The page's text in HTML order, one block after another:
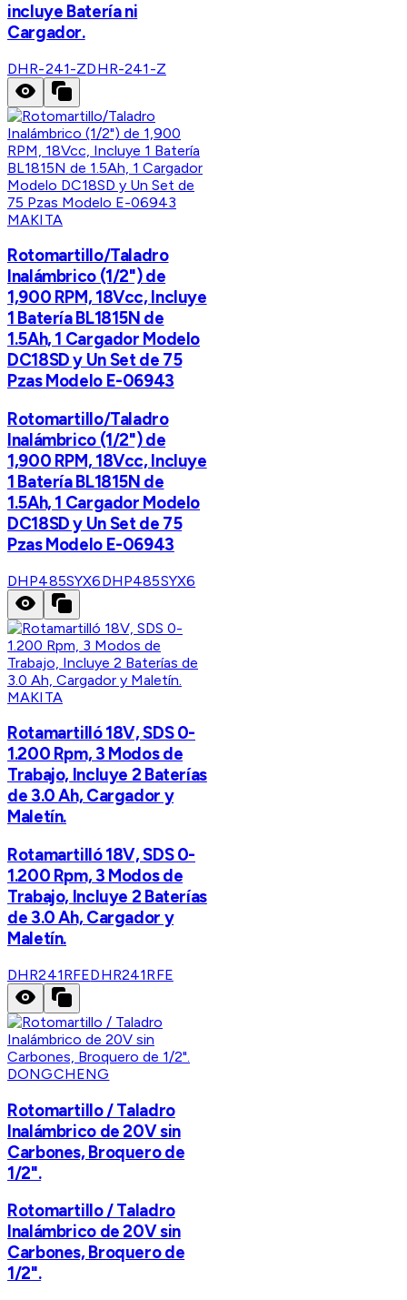
incluye Batería ni
Cargador.
DHR-241-ZDHR-241-Z
MAKITA
Rotomartillo/Taladro
Inalámbrico (1/2") de
1,900 RPM, 18Vcc, Incluye
1 Batería BL1815N de
1.5Ah, 1 Cargador Modelo
DC18SD y Un Set de 75
Pzas Modelo E-06943
Rotomartillo/Taladro
Inalámbrico (1/2") de
1,900 RPM, 18Vcc, Incluye
1 Batería BL1815N de
1.5Ah, 1 Cargador Modelo
DC18SD y Un Set de 75
Pzas Modelo E-06943
DHP485SYX6DHP485SYX6
MAKITA
Rotamartilló 18V, SDS 0-
1.200 Rpm, 3 Modos de
Trabajo, Incluye 2 Baterías
de 3.0 Ah, Cargador y
Maletín.
Rotamartilló 18V, SDS 0-
1.200 Rpm, 3 Modos de
Trabajo, Incluye 2 Baterías
de 3.0 Ah, Cargador y
Maletín.
DHR241RFEDHR241RFE
DONGCHENG
Rotomartillo / Taladro
Inalámbrico de 20V sin
Carbones, Broquero de
1/2".
Rotomartillo / Taladro
Inalámbrico de 20V sin
Carbones, Broquero de
1/2".